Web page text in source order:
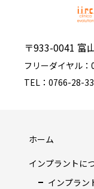
〒933-0041 富
フリーダイヤル
TEL：0766-28-
ホーム
インプラントに
インプラン